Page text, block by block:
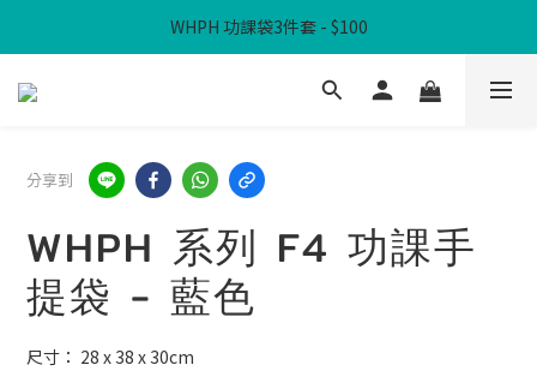
滿$300免本地運費
WHPH 功課袋3件套 - $100
滿$300免本地運費
分享到
WHPH 系列 F4 功課手
提袋 - 藍色
尺寸： 28 x 38 x 30cm